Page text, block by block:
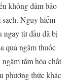
không đảm bảo
sạch. Nguy hiểm
ngay từ đầu đã bị
quả ngâm thuốc
tẩm hóa chất
phương thức khác